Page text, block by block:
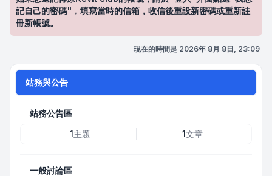
記自己的密碼"，填寫當時的信箱，收信後重設新密碼或重新註
冊新帳號。
現在的時間是 2026年 8月 8日, 23:09
站務與公告
站務公告區
1主題 1文章
一般討論區